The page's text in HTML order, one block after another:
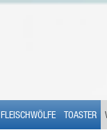
FLEISCHWÖLFE TOASTER